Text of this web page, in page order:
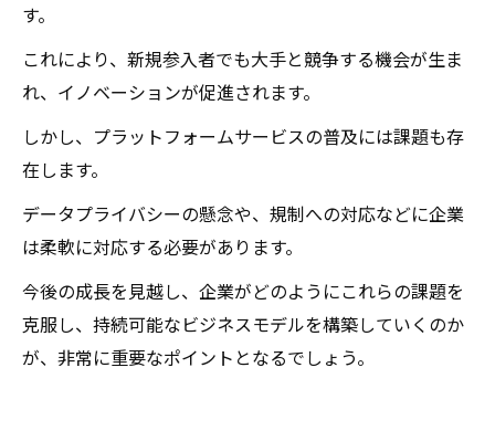
す。
これにより、新規参入者でも大手と競争する機会が生ま
れ、イノベーションが促進されます。
しかし、プラットフォームサービスの普及には課題も存
在します。
データプライバシーの懸念や、規制への対応などに企業
は柔軟に対応する必要があります。
今後の成長を見越し、企業がどのようにこれらの課題を
克服し、持続可能なビジネスモデルを構築していくのか
が、非常に重要なポイントとなるでしょう。